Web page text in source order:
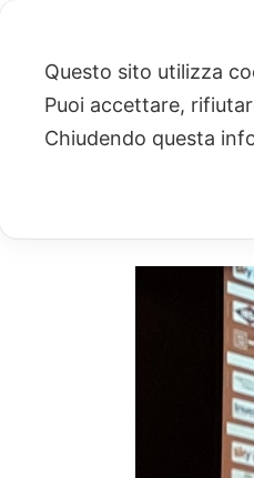
Questo sito utilizza
Puoi accettare,
Chiudendo questa